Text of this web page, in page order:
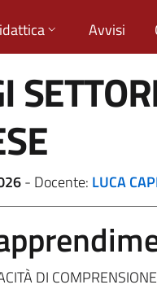
Avvisi
- Docente: LUCA
DI